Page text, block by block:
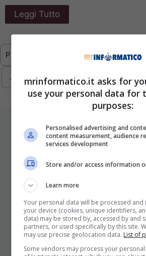
Leggi Tutto
Previous 5 6
… 293 Next
ULTIMI ARTICOLI
I Pro E I Contro Di Una
Che Punta A Cambiare Il
mrinformatico.it asks for
use your personal data for
purposes:
Personalised advertising and
content measurement, audience
services development
Store and/or access information
Learn more
Your personal data will be processed
your device (cookies, unique identifiers,
data) may be stored by, accessed by and
partners, or used specifically by this site.
may use precise geolocation data. List of
Some vendors may process your